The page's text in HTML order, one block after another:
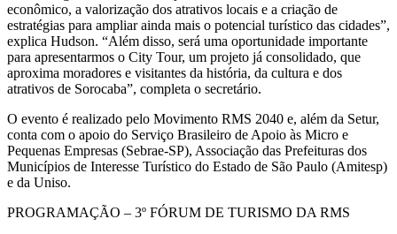
econômico, a valorização dos atrativos locais e a criação de
estratégias para ampliar ainda mais o potencial turístico das cidades”,
explica Hudson. “Além disso, será uma oportunidade importante
para apresentarmos o City Tour, um projeto já consolidado, que
aproxima moradores e visitantes da história, da cultura e dos
atrativos de Sorocaba”, completa o secretário.
O evento é realizado pelo Movimento RMS 2040 e, além da Setur,
conta com o apoio do Serviço Brasileiro de Apoio às Micro e
Pequenas Empresas (Sebrae-SP), Associação das Prefeituras dos
Municípios de Interesse Turístico do Estado de São Paulo (Amitesp)
e da Uniso.
PROGRAMAÇÃO – 3º FÓRUM DE TURISMO DA RMS